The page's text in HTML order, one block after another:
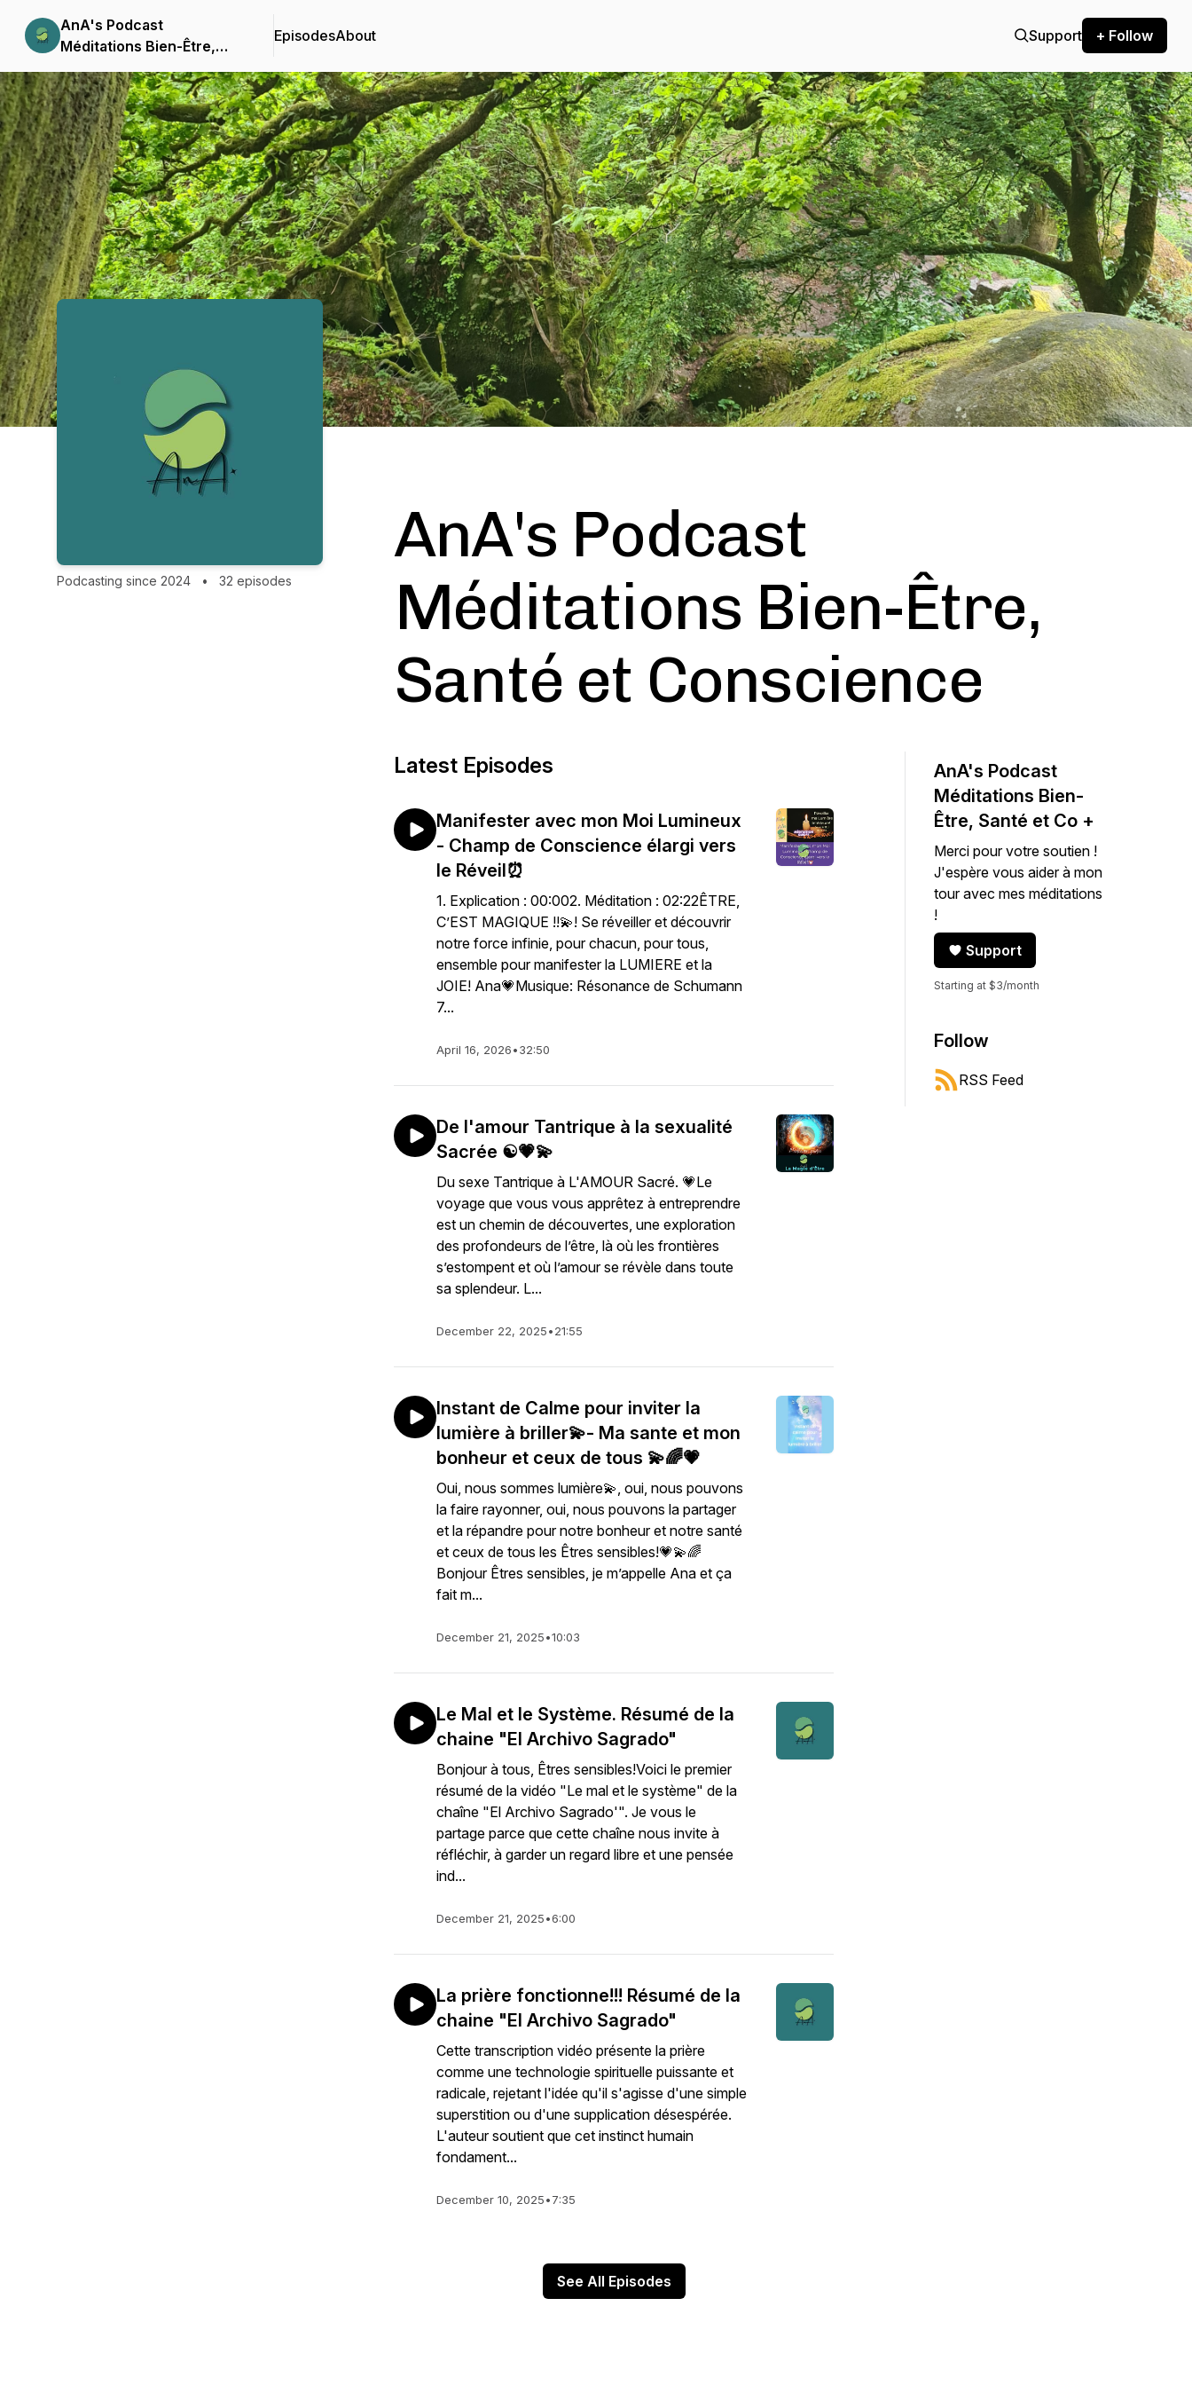
AnA's Podcast
Méditations Bien-Être,
Santé et Conscience
EpisodesAbout Support + Follow
Podcast Background Image
Podcasting since 2024 • 32 episodes
AnA's Podcast
Méditations Bien-Être,
Santé et Conscience
Latest Episodes
Manifester avec mon Moi Lumineux
- Champ de Conscience élargi vers
le Réveil⏰
1. Explication : 00:002. Méditation : 02:22ÊTRE,
C’EST MAGIQUE !!💫! Se réveiller et découvrir
notre force infinie, pour chacun, pour tous,
ensemble pour manifester la LUMIERE et la
JOIE! Ana💗Musique: Résonance de Schumann
7...
April 16, 2026•32:50
De l'amour Tantrique à la sexualité
Sacrée ☯️💗💫
Du sexe Tantrique à L'AMOUR Sacré. 💗Le
voyage que vous vous apprêtez à entreprendre
est un chemin de découvertes, une exploration
des profondeurs de l’être, là où les frontières
s’estompent et où l’amour se révèle dans toute
sa splendeur. L...
December 22, 2025•21:55
Instant de Calme pour inviter la
lumière à briller💫- Ma sante et mon
bonheur et ceux de tous 💫🌈💗
Oui, nous sommes lumière💫, oui, nous pouvons
la faire rayonner, oui, nous pouvons la partager
et la répandre pour notre bonheur et notre santé
et ceux de tous les Êtres sensibles!💗💫🌈
Bonjour Êtres sensibles, je m’appelle Ana et ça
fait m...
December 21, 2025•10:03
Le Mal et le Système. Résumé de la
chaine "El Archivo Sagrado"
Bonjour à tous, Êtres sensibles!Voici le premier
résumé de la vidéo "Le mal et le système" de la
chaîne "El Archivo Sagrado'". Je vous le
partage parce que cette chaîne nous invite à
réfléchir, à garder un regard libre et une pensée
ind...
December 21, 2025•6:00
La prière fonctionne!!! Résumé de la
chaine "El Archivo Sagrado"
Cette transcription vidéo présente la prière
comme une technologie spirituelle puissante et
radicale, rejetant l'idée qu'il s'agisse d'une simple
superstition ou d'une supplication désespérée.
L'auteur soutient que cet instinct humain
fondament...
December 10, 2025•7:35
See All Episodes
AnA's Podcast
Méditations Bien-
Être, Santé et Co +
Merci pour votre soutien !
J'espère vous aider à mon
tour avec mes méditations
!
Support
Starting at $3/month
Follow
RSS Feed